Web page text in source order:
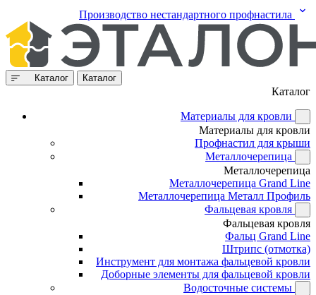
Производство нестандартного профнастила
Каталог Каталог
Каталог
Материалы для кровли
Материалы для кровли
Профнастил для крыши
Металлочерепица
Металлочерепица
Металлочерепица Grand Line
Металлочерепица Металл Профиль
Фальцевая кровля
Фальцевая кровля
Фальц Grand Line
Штрипс (отмотка)
Инструмент для монтажа фальцевой кровли
Доборные элементы для фальцевой кровли
Водосточные системы